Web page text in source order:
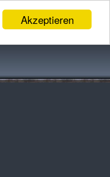
Akzeptieren